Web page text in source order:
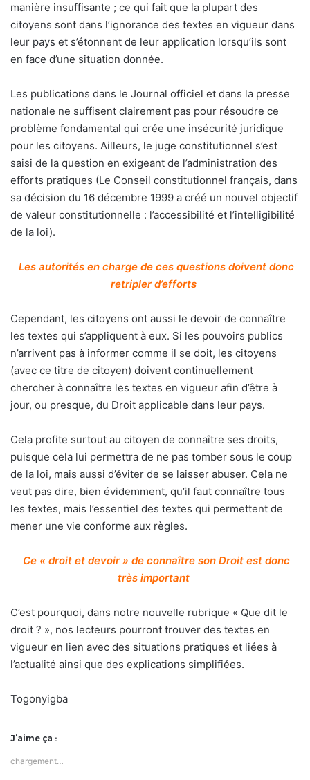
manière insuffisante ; ce qui fait que la plupart des
citoyens sont dans l’ignorance des textes en vigueur dans
leur pays et s’étonnent de leur application lorsqu’ils sont
en face d’une situation donnée.
Les publications dans le Journal officiel et dans la presse
nationale ne suffisent clairement pas pour résoudre ce
problème fondamental qui crée une insécurité juridique
pour les citoyens. Ailleurs, le juge constitutionnel s’est
saisi de la question en exigeant de l’administration des
efforts pratiques (Le Conseil constitutionnel français, dans
sa décision du 16 décembre 1999 a créé un nouvel objectif
de valeur constitutionnelle : l’accessibilité et l’intelligibilité
de la loi).
Les autorités en charge de ces questions doivent donc
retripler d’efforts
Cependant, les citoyens ont aussi le devoir de connaître
les textes qui s’appliquent à eux. Si les pouvoirs publics
n’arrivent pas à informer comme il se doit, les citoyens
(avec ce titre de citoyen) doivent continuellement
chercher à connaître les textes en vigueur afin d’être à
jour, ou presque, du Droit applicable dans leur pays.
Cela profite surtout au citoyen de connaître ses droits,
puisque cela lui permettra de ne pas tomber sous le coup
de la loi, mais aussi d’éviter de se laisser abuser. Cela ne
veut pas dire, bien évidemment, qu’il faut connaître tous
les textes, mais l’essentiel des textes qui permettent de
mener une vie conforme aux règles.
Ce « droit et devoir » de connaître son Droit est donc
très important
C’est pourquoi, dans notre nouvelle rubrique « Que dit le
droit ? », nos lecteurs pourront trouver des textes en
vigueur en lien avec des situations pratiques et liées à
l’actualité ainsi que des explications simplifiées.
Togonyigba
J’aime ça :
chargement…